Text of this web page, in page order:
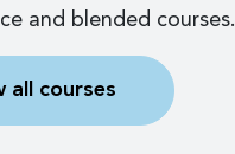
and blended courses.
all courses